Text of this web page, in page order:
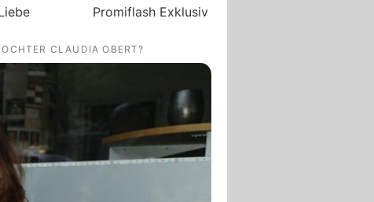
Promiflash Exklusiv
CLAUDIA OBERT?